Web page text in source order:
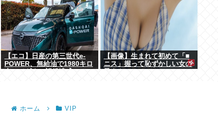
【エコ】日産の第三世代e-
POWER、無給油で1980キロ
【画像】生まれて初めて「■
ニス」握って恥ずかしい女の
ホーム VIP